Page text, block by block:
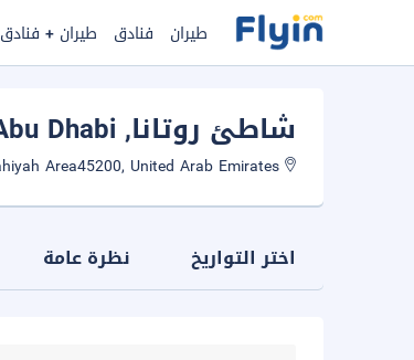
طيران فنادق طيران + فنادق
شاطئ روتانا, Abu Dhabi
اختر التواريخ نظرة عامة